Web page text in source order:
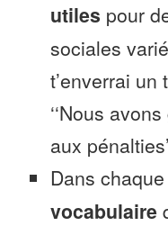
utiles pour
sociales
t’enverrai un
‘‘Nous
aux
Dans
vocabulaire